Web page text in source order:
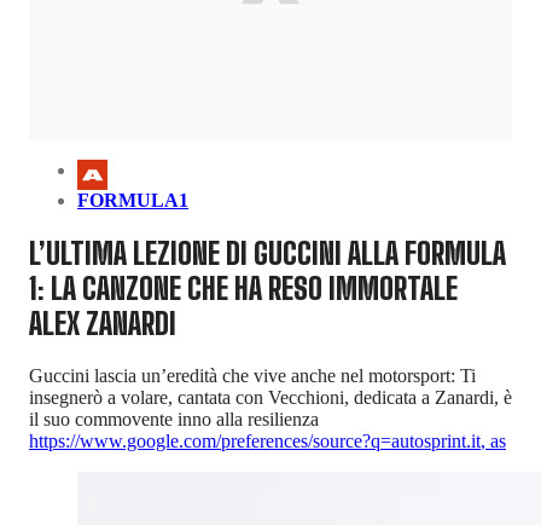
FORMULA1
L’ULTIMA LEZIONE DI GUCCINI ALLA FORMULA
1: LA CANZONE CHE HA RESO IMMORTALE
ALEX ZANARDI
Guccini lascia un’eredità che vive anche nel motorsport: Ti
insegnerò a volare, cantata con Vecchioni, dedicata a Zanardi, è
il suo commovente inno alla resilienza
https://www.google.com/preferences/source?q=autosprint.it, as